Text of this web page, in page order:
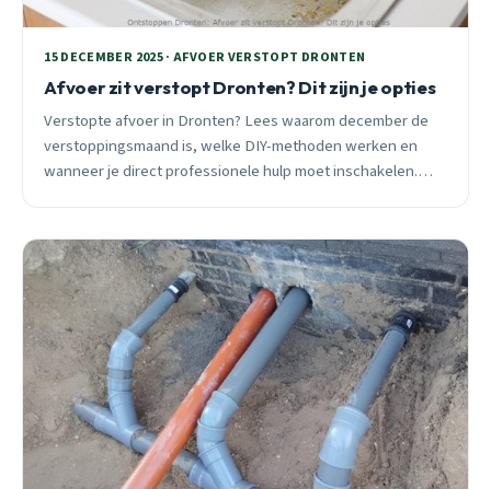
15 DECEMBER 2025 · AFVOER VERSTOPT DRONTEN
Afvoer zit verstopt Dronten? Dit zijn je opties
Verstopte afvoer in Dronten? Lees waarom december de
verstoppingsmaand is, welke DIY-methoden werken en
wanneer je direct professionele hulp moet inschakelen.